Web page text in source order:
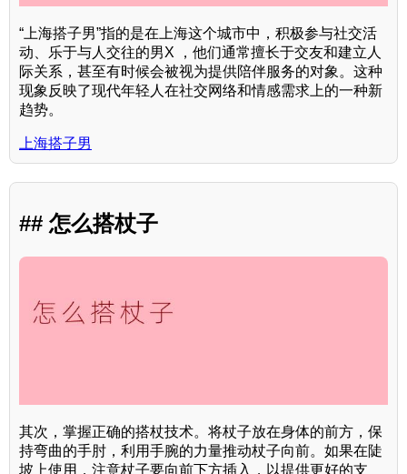
“上海搭子男”指的是在上海这个城市中，积极参与社交活
动、乐于与人交往的男X ，他们通常擅长于交友和建立人
际关系，甚至有时候会被视为提供陪伴服务的对象。这种
现象反映了现代年轻人在社交网络和情感需求上的一种新
趋势。
上海搭子男
## 怎么搭杖子
其次，掌握正确的搭杖技术。将杖子放在身体的前方，保
持弯曲的手肘，利用手腕的力量推动杖子向前。如果在陡
坡上使用，注意杖子要向前下方插入，以提供更好的支